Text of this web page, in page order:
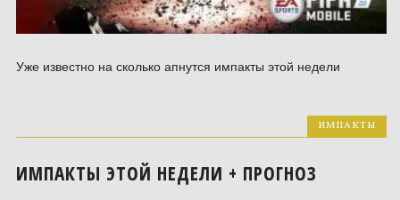
Уже известно на сколько апнутся импакты этой недели
ИМПАКТЫ
ИМПАКТЫ ЭТОЙ НЕДЕЛИ + ПРОГНОЗ